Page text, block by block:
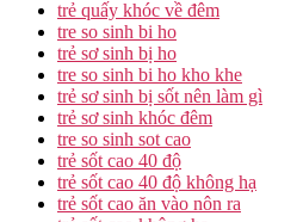
trẻ quấy khóc về đêm
tre so sinh bi ho
trẻ sơ sinh bị ho
tre so sinh bi ho kho khe
trẻ sơ sinh bị sốt nên làm gì
trẻ sơ sinh khóc đêm
tre so sinh sot cao
trẻ sốt cao 40 độ
trẻ sốt cao 40 độ không hạ
trẻ sốt cao ăn vào nôn ra